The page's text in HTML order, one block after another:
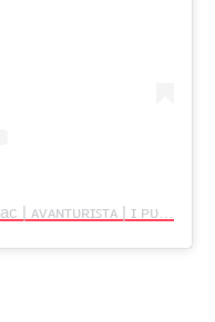
A post shared by Miroslav Pešterac | ᴀᴠᴀɴᴛᴜʀɪꜱᴛᴀ | ɪ ᴘᴜᴛɴɪᴋ ɪ ᴛᴜʀɪꜱᴛᴀ ✈️ (@i_putnik_i_turista)